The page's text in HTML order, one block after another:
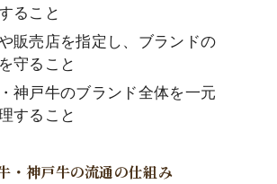
ること
販売店を指定し、ブランドの
守ること
神戸牛のブランド全体を一元
すること
・神戸牛の流通の仕組み